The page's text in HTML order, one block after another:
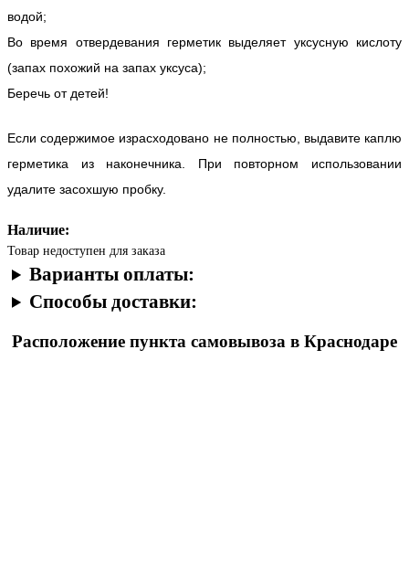
водой;
Во время отвердевания герметик выделяет уксусную кислоту
(запах похожий на запах уксуса);
Беречь от детей!
Если содержимое израсходовано не полностью, выдавите каплю
герметика из наконечника. При повторном использовании
удалите засохшую пробку.
Наличие:
Товар недоступен для заказа
Варианты оплаты:
Способы доставки:
Расположение пункта самовывоза в Краснодаре